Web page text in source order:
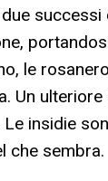
due
le
Un
Le insidie
che sembra.